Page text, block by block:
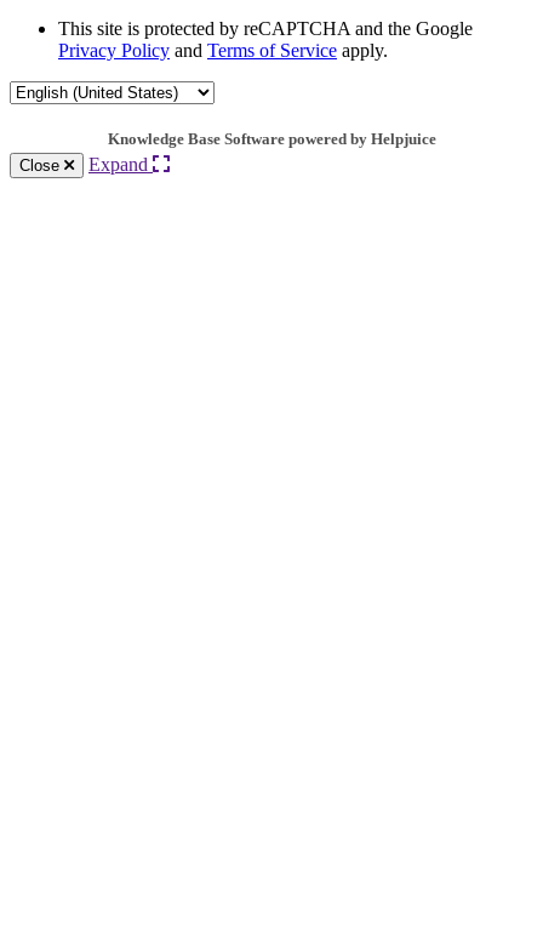
This site is protected by reCAPTCHA and the Google
Privacy Policy and Terms of Service apply.
Knowledge Base Software powered by Helpjuice
Close
Expand